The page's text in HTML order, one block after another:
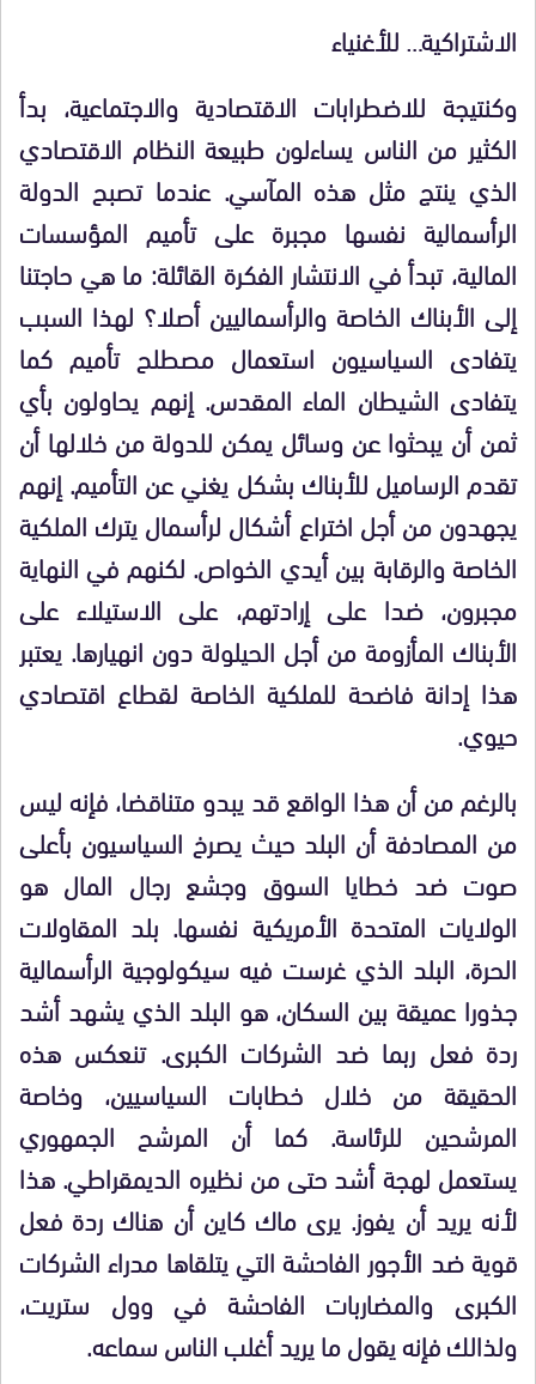
الاشتراكية… للأغنياء
وكنتيجة للاضطرابات الاقتصادية والاجتماعية، بدأ
الكثير من الناس يساءلون طبيعة النظام الاقتصادي
الذي ينتج مثل هذه المآسي. عندما تصبح الدولة
الرأسمالية نفسها مجبرة على تأميم المؤسسات
المالية، تبدأ في الانتشار الفكرة القائلة: ما هي حاجتنا
إلى الأبناك الخاصة والرأسماليين أصلا؟ لهذا السبب
يتفادى السياسيون استعمال مصطلح تأميم كما
يتفادى الشيطان الماء المقدس. إنهم يحاولون بأي
ثمن أن يبحثوا عن وسائل يمكن للدولة من خلالها أن
تقدم الرساميل للأبناك بشكل يغني عن التأميم. إنهم
يجهدون من أجل اختراع أشكال لرأسمال يترك الملكية
الخاصة والرقابة بين أيدي الخواص. لكنهم في النهاية
مجبرون، ضدا على إرادتهم، على الاستيلاء على
الأبناك المأزومة من أجل الحيلولة دون انهيارها. يعتبر
هذا إدانة فاضحة للملكية الخاصة لقطاع اقتصادي
حيوي.
بالرغم من أن هذا الواقع قد يبدو متناقضا، فإنه ليس
من المصادفة أن البلد حيث يصرخ السياسيون بأعلى
صوت ضد خطايا السوق وجشع رجال المال هو
الولايات المتحدة الأمريكية نفسها. بلد المقاولات
الحرة، البلد الذي غرست فيه سيكولوجية الرأسمالية
جذورا عميقة بين السكان، هو البلد الذي يشهد أشد
ردة فعل ربما ضد الشركات الكبرى. تنعكس هذه
الحقيقة من خلال خطابات السياسيين، وخاصة
المرشحين للرئاسة. كما أن المرشح الجمهوري
يستعمل لهجة أشد حتى من نظيره الديمقراطي. هذا
لأنه يريد أن يفوز. يرى ماك كاين أن هناك ردة فعل
قوية ضد الأجور الفاحشة التي يتلقاها مدراء الشركات
الكبرى والمضاربات الفاحشة في وول ستريت،
ولذالك فإنه يقول ما يريد أغلب الناس سماعه.